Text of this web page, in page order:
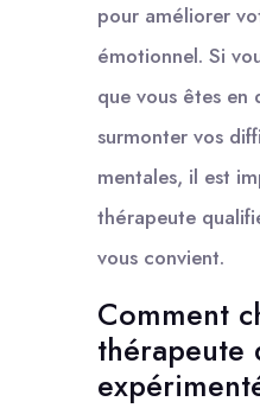
pour améliorer
émotionnel. Si
que vous êtes
surmonter vos
mentales, il est
thérapeute
vous convient.
Comment
thérapeute